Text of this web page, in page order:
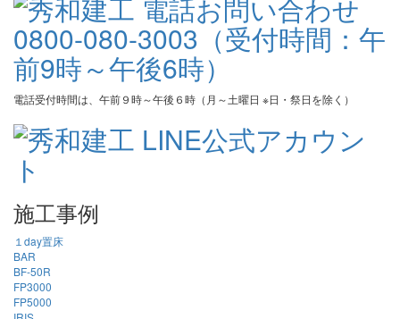
電話受付時間は、午前９時～午後６時（月～土曜日 ※日・祭日を除く）
施工事例
１day置床
BAR
BF-50R
FP3000
FP5000